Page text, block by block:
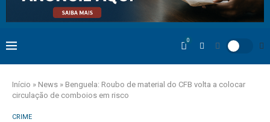
0
Início » News » Benguela: Roubo de material do CFB volta a colocar
circulação de comboios em risco
CRIME